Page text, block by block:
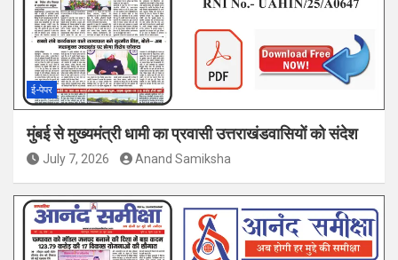
ई-पेपर
मुंबई से मुख्यमंत्री धामी का प्रवासी उत्तराखंडवासियों को संदेश
July 7, 2026 Anand Samiksha